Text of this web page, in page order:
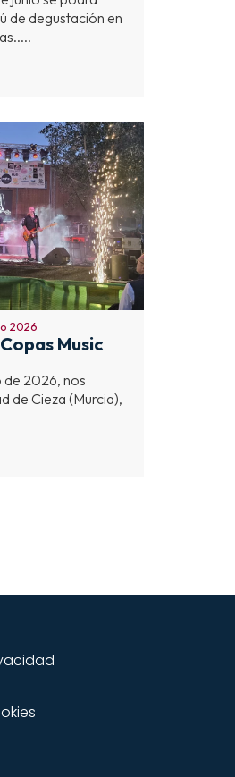
de degustación en
2026
Music
de 2026, nos
de Cieza (Murcia),